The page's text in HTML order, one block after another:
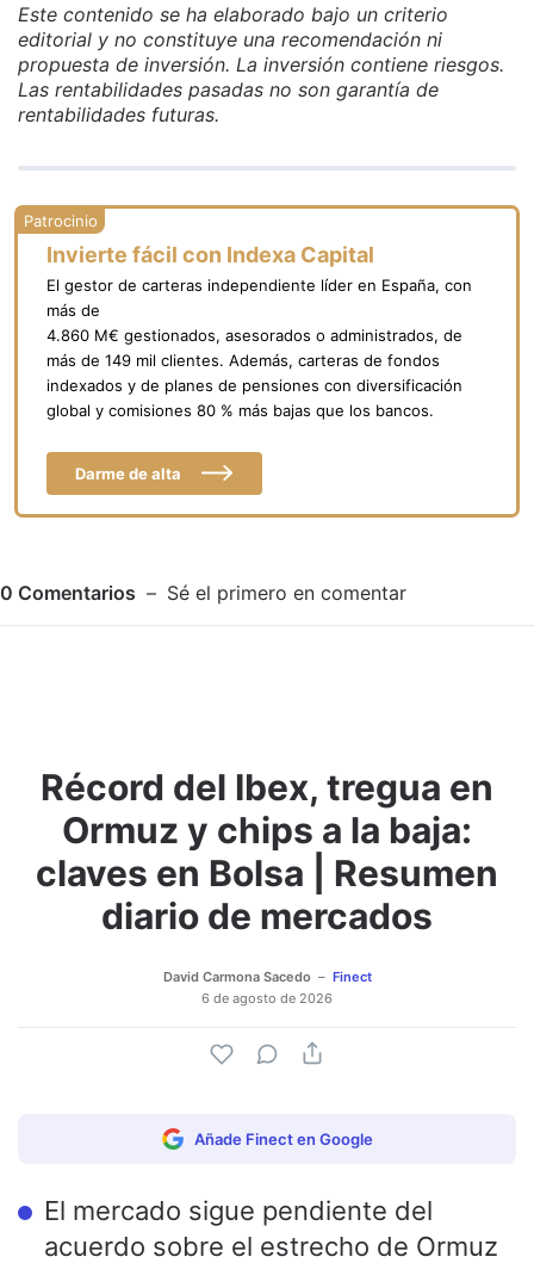
Este contenido se ha elaborado bajo un criterio
editorial y no constituye una recomendación ni
propuesta de inversión. La inversión contiene riesgos.
Las rentabilidades pasadas no son garantía de
rentabilidades futuras.
Invierte fácil con Indexa Capital
El gestor de carteras independiente líder en España, con
más de
4.860 M€ gestionados, asesorados o administrados, de
más de 149 mil clientes. Además, carteras de fondos
indexados y de planes de pensiones con diversificación
global y comisiones 80 % más bajas que los bancos.
Darme de alta
0 Comentarios Sé el primero en comentar
Adjuntar imagen Comentar
Récord del Ibex, tregua en
Ormuz y chips a la baja:
claves en Bolsa | Resumen
diario de mercados
David Carmona Sacedo
Finect
6 de agosto de 2026
Añade Finect en Google
El mercado sigue pendiente del
acuerdo sobre el estrecho de Ormuz